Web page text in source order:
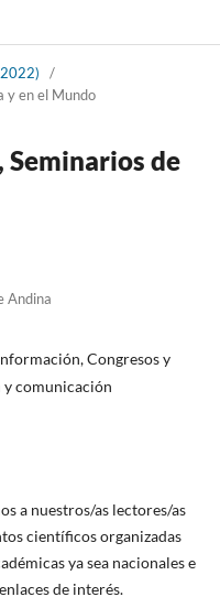
/
y en el Mundo
Seminarios de
Andina
Congresos y
comunicación
a nuestros/as lectores/as
científicos organizadas
ya sea nacionales e
de interés.